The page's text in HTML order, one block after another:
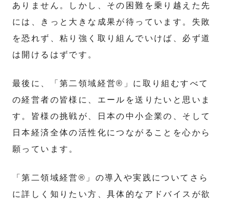
ありません。しかし、その困難を乗り越えた先
には、きっと大きな成果が待っています。失敗
を恐れず、粘り強く取り組んでいけば、必ず道
は開けるはずです。
最後に、「第二領域経営®」に取り組むすべて
の経営者の皆様に、エールを送りたいと思いま
す。皆様の挑戦が、日本の中小企業の、そして
日本経済全体の活性化につながることを心から
願っています。
「第二領域経営®」の導入や実践についてさら
に詳しく知りたい方、具体的なアドバイスが欲